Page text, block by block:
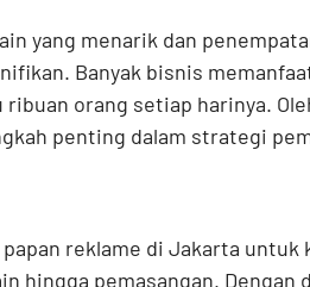
yang menarik dan
Banyak bisnis
orang setiap harinya.
penting dalam strategi
reklame di Jakarta untuk
hingga pemasangan. Dengan